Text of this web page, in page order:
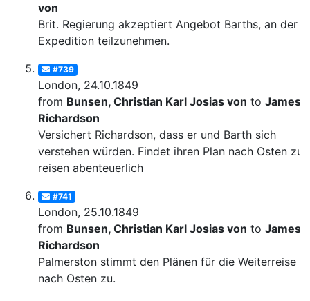
von
Brit. Regierung akzeptiert Angebot Barths, an der
Expedition teilzunehmen.
#739
London, 24.10.1849
from Bunsen, Christian Karl Josias von to James
Richardson
Versichert Richardson, dass er und Barth sich
verstehen würden. Findet ihren Plan nach Osten zu
reisen abenteuerlich
#741
London, 25.10.1849
from Bunsen, Christian Karl Josias von to James
Richardson
Palmerston stimmt den Plänen für die Weiterreise
nach Osten zu.